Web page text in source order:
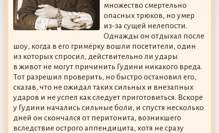
множество смертельно
опасных трюков, но умер
из-за сущей нелепости.
Однажды он отдыхал после
шоу, когда в его гримёрку вошли посетители, один
из которых спросил, действительно ли удары
в живот не могут причинить Гудини никакого вреда.
Тот разрешил проверить, но быстро остановил его,
сказав, что не ожидал таких сильных и внезапных
ударов и не успел как следует приготовиться. Вскоре
у Гудини начались сильные боли, и спустя несколько
дней он скончался от перитонита, возникшего
вследствие острого аппендицита, хотя не сразу